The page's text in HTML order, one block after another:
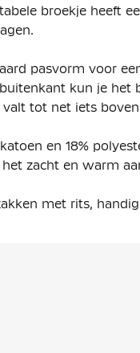
broekje heeft
pasvorm voor
kun je het
tot net iets
en 18%
zacht en warm
met rits,